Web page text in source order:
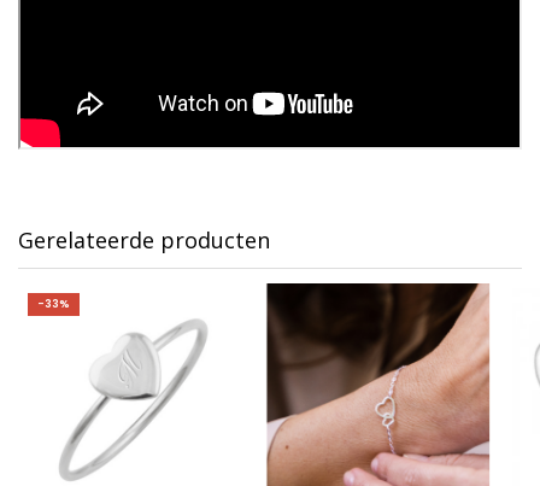
Gerelateerde producten
-33%